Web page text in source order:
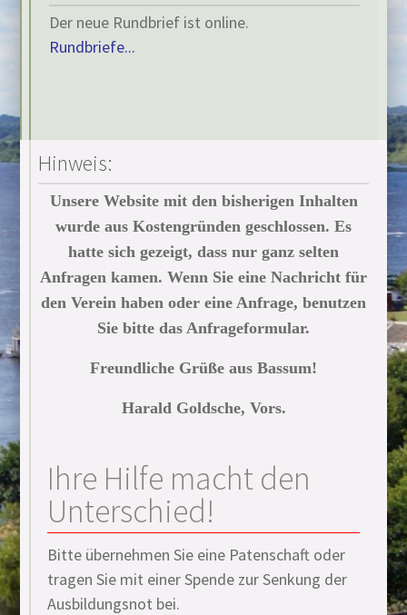
Der neue Rundbrief ist online.
Rundbriefe...
Hinweis:
Unsere Website mit den bisherigen Inhalten
wurde aus Kostengründen geschlossen. Es
hatte sich gezeigt, dass nur ganz selten
Anfragen kamen. Wenn Sie eine Nachricht für
den Verein haben oder eine Anfrage, benutzen
Sie bitte das Anfrageformular.
Freundliche Grüße aus Bassum!
Harald Goldsche, Vors.
Ihre Hilfe macht den
Unterschied!
Bitte übernehmen Sie eine Patenschaft oder
tragen Sie mit einer Spende zur Senkung der
Ausbildungsnot bei.